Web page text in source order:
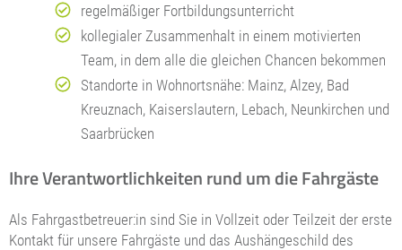
regelmäßiger Fortbildungsunterricht
kollegialer Zusammenhalt in einem motivierten
Team, in dem alle die gleichen Chancen bekommen
Standorte in Wohnortsnähe: Mainz, Alzey, Bad
Kreuznach, Kaiserslautern, Lebach, Neunkirchen und
Saarbrücken
Ihre Verantwortlichkeiten rund um die Fahrgäste
Als Fahrgastbetreuer:in sind Sie in Vollzeit oder Teilzeit der erste
Kontakt für unsere Fahrgäste und das Aushängeschild des